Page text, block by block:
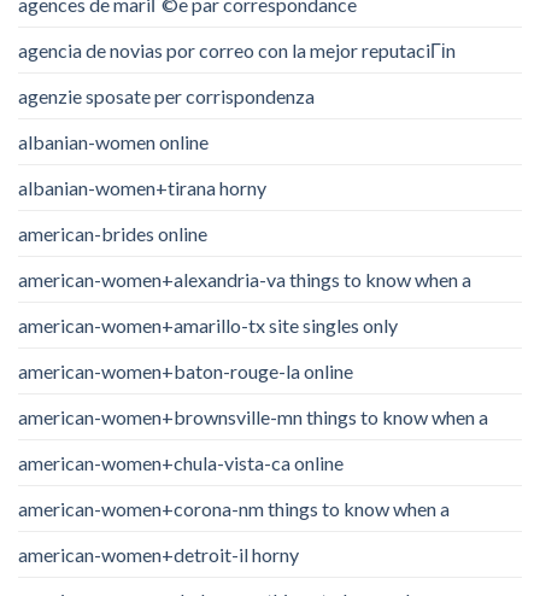
agencia de novias por correo con la mejor reputaciГіn
agenzie sposate per corrispondenza
albanian-women online
albanian-women+tirana horny
american-brides online
american-women+alexandria-va things to know when a
american-women+amarillo-tx site singles only
american-women+baton-rouge-la online
american-women+brownsville-mn things to know when a
american-women+chula-vista-ca online
american-women+corona-nm things to know when a
american-women+detroit-il horny